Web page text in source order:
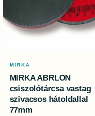
MIRKA
MIRKA ABRLON
csiszolótárcsa vastag
szivacsos hátoldallal
77mm